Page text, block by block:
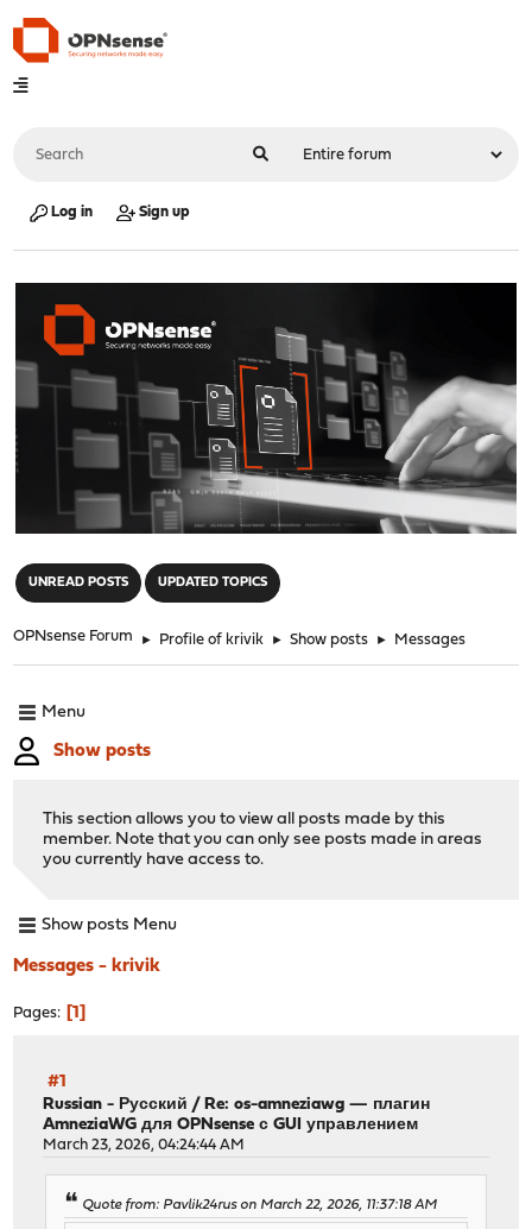
Log in Sign up
UNREAD POSTS UPDATED TOPICS
OPNsense Forum ► Profile of krivik ► Show posts ► Messages
Menu
Show posts
This section allows you to view all posts made by this
member. Note that you can only see posts made in areas
you currently have access to.
Show posts Menu
Messages - krivik
Pages 1
#1
Russian - Русский / Re: os-amneziawg — плагин
AmneziaWG для OPNsense с GUI управлением
March 23, 2026, 04:24:44 AM
Quote from: Pavlik24rus on March 22, 2026, 11:37:18 AM